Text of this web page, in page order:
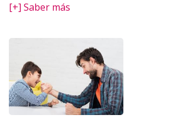
[+] Saber más